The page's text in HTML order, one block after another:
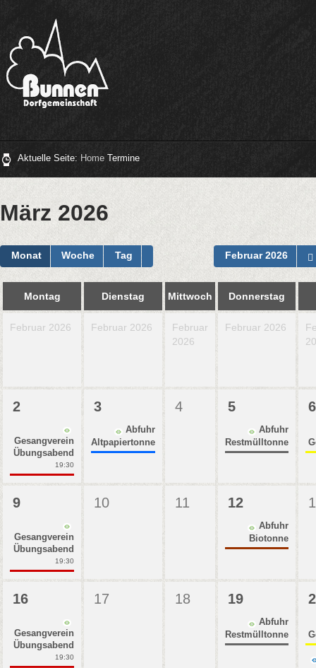
Aktuelle Seite: Home Termine
März 2026
Monat Woche Tag Februar 2026
Montag Dienstag Mittwoch Donnerstag
Februar 2026 Februar 2026
Februar
2026
Februar 2026
2
Gesangverein
Übungsabend
19:30
3
Abfuhr
Altpapiertonne
4 5
Abfuhr
Restmülltonne
6
9
Gesangverein
Übungsabend
19:30
10 11 12
Abfuhr
Biotonne
16
Gesangverein
Übungsabend
19:30
17 18 19
Abfuhr
Restmülltonne